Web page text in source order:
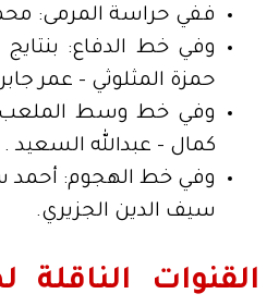
ففي حراسة المرمى:
وفي خط الدفاع:
حمزة المثلوثي – عمر
وفي خط وسط الملعب:
كمال – عبدالله السعيد .
وفي خط الهجوم: أحمد
سيف الدين الجزيري.
القنوات الناقلة